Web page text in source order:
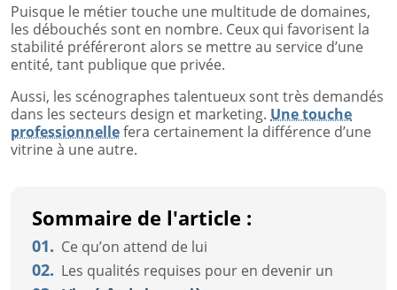
Puisque le métier touche une multitude de domaines,
les débouchés sont en nombre. Ceux qui favorisent la
stabilité préféreront alors se mettre au service d’une
entité, tant publique que privée.
Aussi, les scénographes talentueux sont très demandés
dans les secteurs design et marketing. Une touche
professionnellefera certainement la différence d’une
vitrine à une autre.
Sommaire de l'article :
01. Ce qu’on attend de lui
02. Les qualités requises pour en devenir un